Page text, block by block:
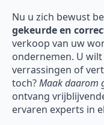
Nu u zich bewust
gekeurde en
verkoop van uw
ondernemen. U
verrassingen of
toch?Maak daarom
ontvang
ervaren experts in